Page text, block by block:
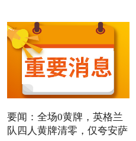
要闻：全场0黄牌，英格兰
队四人黄牌清零，仅夸安萨